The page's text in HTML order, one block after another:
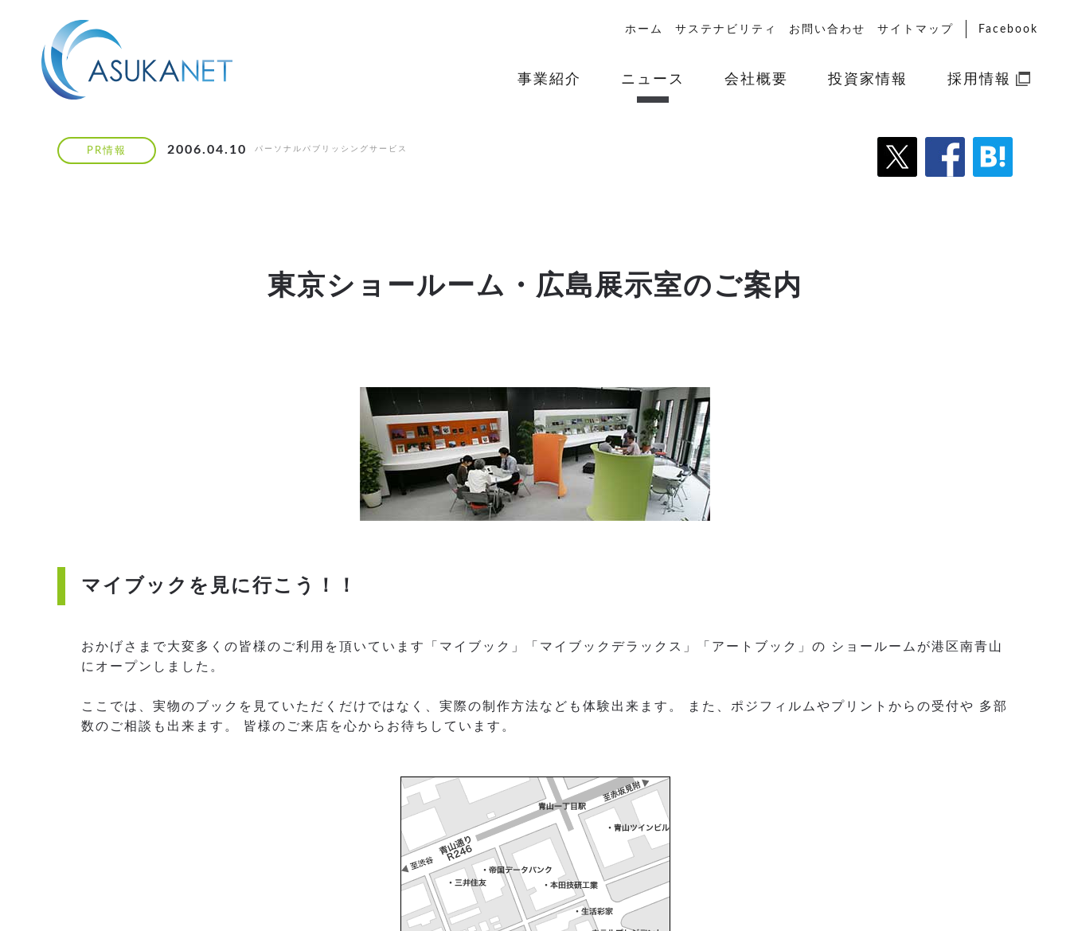
ホーム サステナビリティ お問い合わせ サイトマップ Facebook
事業紹介 ニュース 会社概要 投資家情報 採用情報
PR情報 2006.04.10 パーソナルパブリッシングサービス
東京ショールーム・広島展示室のご案内
マイブックを見に行こう！！
おかげさまで大変多くの皆様のご利用を頂いています「マイブック」「マイブックデラックス」「アートブック」の ショールームが港区南青山
にオープンしました。
ここでは、実物のブックを見ていただくだけではなく、実際の制作方法なども体験出来ます。 また、ポジフィルムやプリントからの受付や 多部
数のご相談も出来ます。 皆様のご来店を心からお待ちしています。